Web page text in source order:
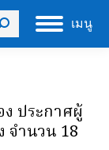
เมนู
ง ประกาศผู้
จำนวน 18